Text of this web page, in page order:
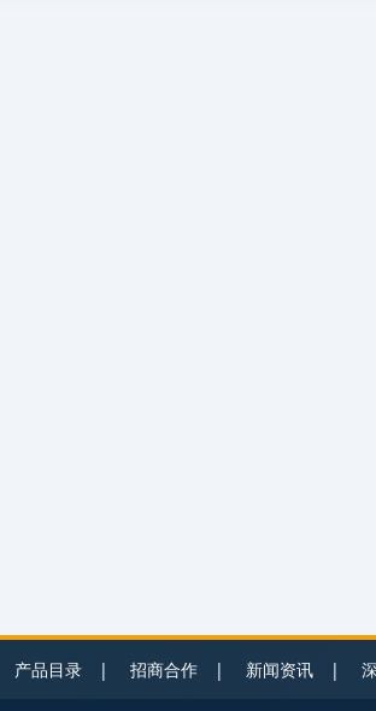
产品目录 | 招商合作 | 新闻资讯 |